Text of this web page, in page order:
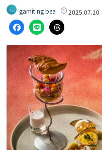
gamit ng bea 2025.07.10